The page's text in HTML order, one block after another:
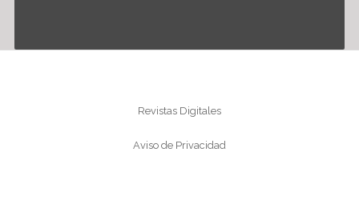
Revistas Digitales
Aviso de Privacidad